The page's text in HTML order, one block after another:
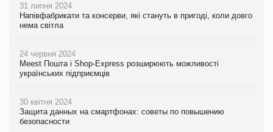
31 липня 2024
Напівфабрикати та консерви, які стануть в пригоді, коли довго
нема світла
24 червня 2024
Meest Пошта і Shop-Express розширюють можливості
українських підприємців
30 квітня 2024
Защита данных на смартфонах: советы по повышению
безопасности